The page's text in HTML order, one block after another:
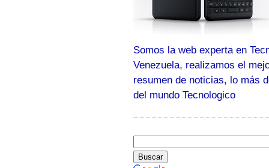
Somos la web experta en
Venezuela, realizamos el
resumen de noticias, lo más
del mundo Tecnologico